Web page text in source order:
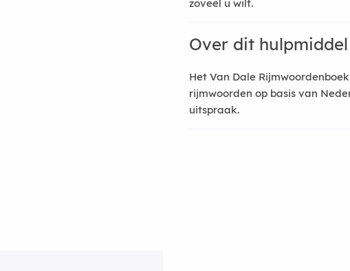
zoveel u wilt.
Over dit hulpmiddel
Het Van Dale
rijmwoorden op basis van
uitspraak.